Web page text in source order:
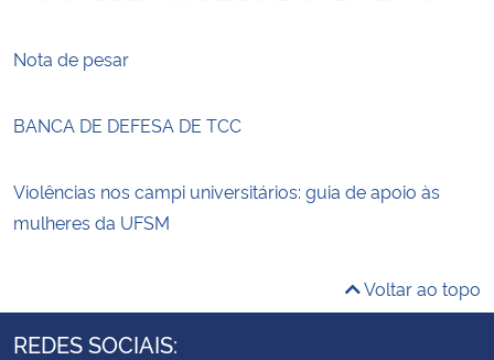
Nota de pesar
BANCA DE DEFESA DE TCC
Violências nos campi universitários: guia de apoio às
mulheres da UFSM
Voltar ao topo
REDES SOCIAIS: